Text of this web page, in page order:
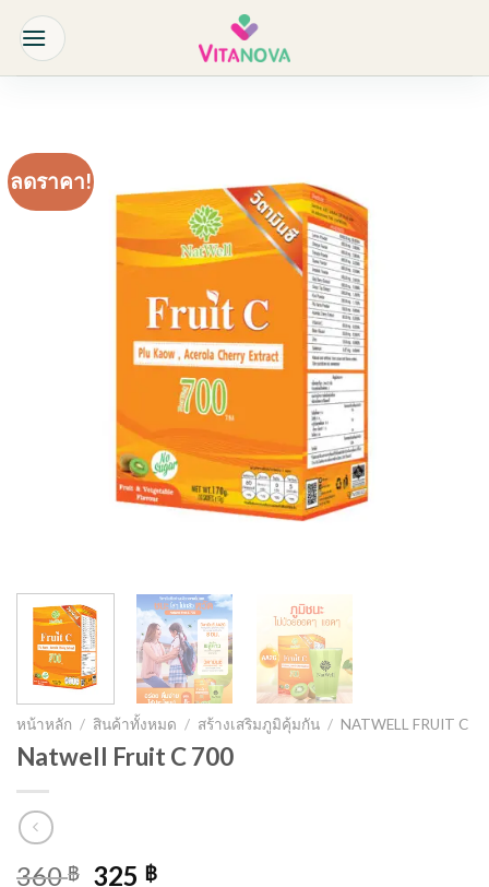
content
ลดราคา!
หน้าหลัก / สินค้าทั้งหมด / สร้างเสริมภูมิคุ้มกัน / NATWELL FRUIT C
Natwell Fruit C 700
360฿ Original
325 ฿Current